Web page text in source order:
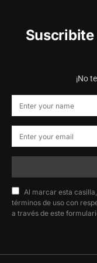
¡No
Al marcar esta
términos de uso con
a través de este